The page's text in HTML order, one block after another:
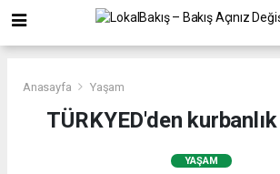
Anasayfa Yaşam
TÜRKYED'den
YAŞAM